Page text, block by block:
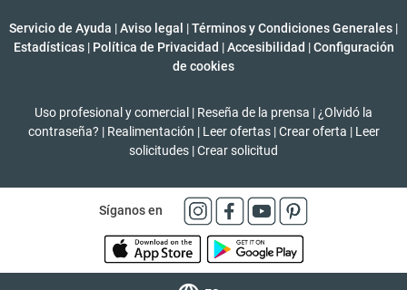
Servicio de Ayuda |Aviso legal |Términos y Condiciones Generales |
Estadísticas | Política de Privacidad | Accesibilidad | Configuración
de cookies
Uso profesional y comercial | Reseña de la prensa | ¿Olvidó la
contraseña? | Realimentación | Leer ofertas | Crear oferta | Leer
solicitudes |Crear solicitud
Síganos en